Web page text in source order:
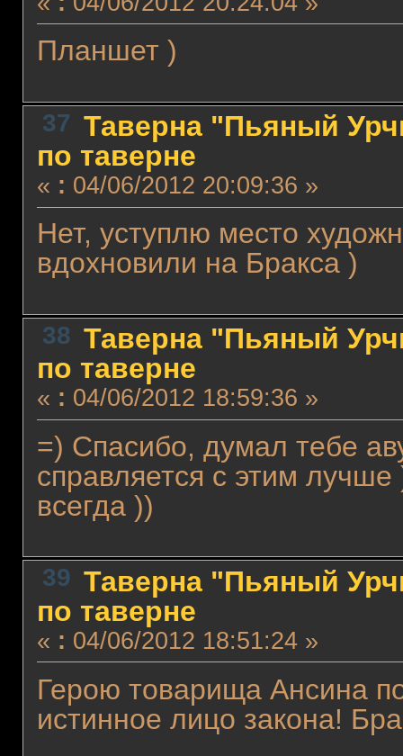
Планшет )
37 Таверна "Пьяный
по таверне
« : 04/06/2012 20:09:36 »
Нет, уступлю место
вдохновили на Бракса )
38 Таверна "Пьяный
по таверне
« : 04/06/2012 18:59:36 »
=) Спасибо, думал тебе
справляется с этим
всегда ))
39 Таверна "Пьяный
по таверне
« : 04/06/2012 18:51:24 »
Герою товарища Ансина
истинное лицо закона!